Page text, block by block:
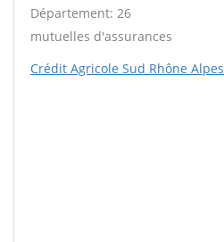
Département: 26
mutuelles d'assurances
Crédit Agricole Sud Rhône Alpes